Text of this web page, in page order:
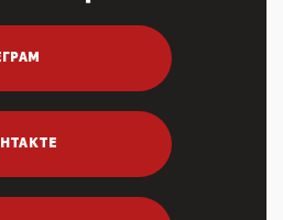
менеджменту в 15
2025 года превысило 63
вальяжно сообщил,